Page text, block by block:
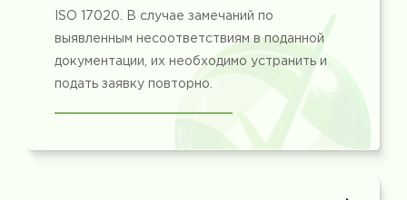
ISO 17020. В случае замечаний по
выявленным несоответствиям в поданной
документации, их необходимо устранить и
подать заявку повторно.